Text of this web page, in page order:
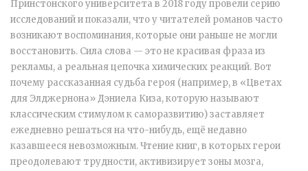
Принстонского университета в 2018 году провели серию
исследований и показали, что у читателей романов часто
возникают воспоминания, которые они раньше не могли
восстановить. Сила слова — это не красивая фраза из
рекламы, а реальная цепочка химических реакций. Вот
почему рассказанная судьба героя (например, в «Цветах
для Элджернона» Дэниела Киза, которую называют
классическим стимулом к саморазвитию) заставляет
ежедневно решаться на что-нибудь, ещё недавно
казавшееся невозможным. Чтение книг, в которых герои
преодолевают трудности, активизирует зоны мозга,